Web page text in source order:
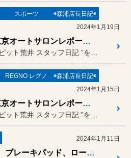
スポーツ
◉森浦店長日記◉
2024年1月19日
☆★2024 東京オートサロンレポート “ HKSブース ” ★☆
REGNO レグノ
◉森浦店長日記◉
2024年1月15日
☆★2024 東京オートサロンレポート “ ブリヂストン・POTENZAブース ” ★☆
2024年1月11日
ハイエース ブレーキパッド、ローター交換